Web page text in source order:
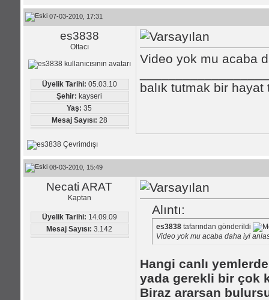
07-03-2010, 17:31
es3838
Oltacı
Üyelik Tarihi: 05.03.10
Şehir: kayseri
Yaş: 35
Mesaj Sayısı: 28
Video yok mu acaba
balık tutmak bir
08-03-2010, 15:49
Necati ARAT
Kaptan
Üyelik Tarihi: 14.09.09
Mesaj Sayısı: 3.142
Alıntı:
es3838 tafarından gönderildi
Video yok mu acaba daha iyi
Hangi canlı
yada gerekli bir çok
Biraz ararsan